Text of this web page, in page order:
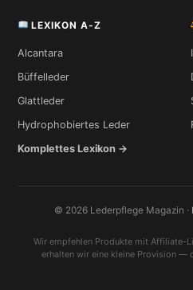
LEXIKON A-Z
Alcantara
Büffelleder
Glattleder
Hydrophobiertes Leder
Komplettes Lexikon →
© 2026 Lederpflege Magazin ·
Wir empfehlen Produkte mit Affiliate-
erhalten wir eine kleine Provision —